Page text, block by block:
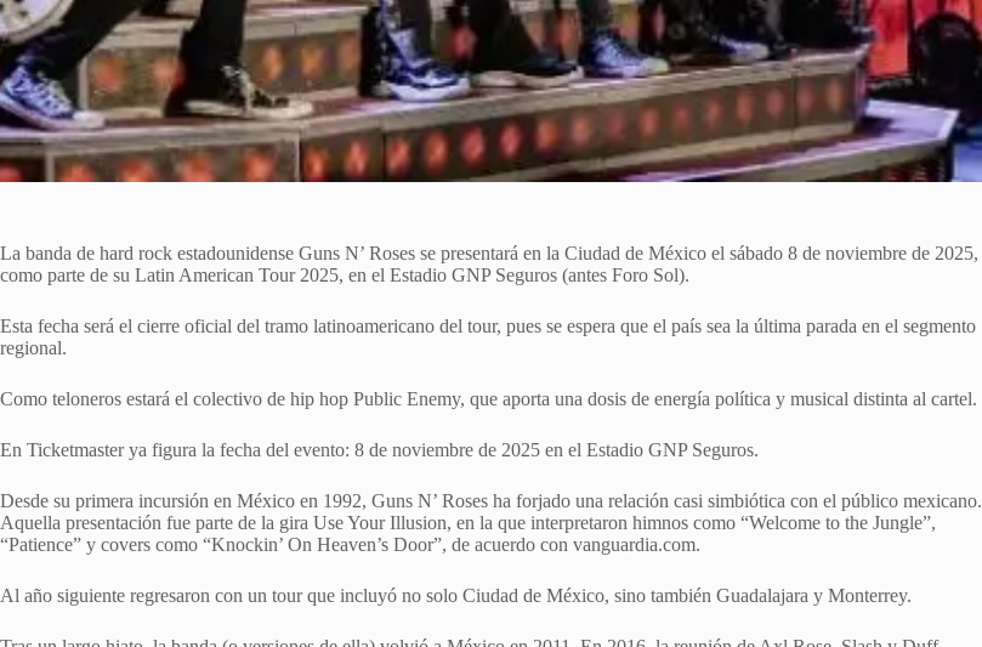
La banda de hard rock estadounidense Guns N’ Roses se presentará en la Ciudad de México el sábado 8 de noviembre de 2025,
como parte de su Latin American Tour 2025, en el Estadio GNP Seguros (antes Foro Sol).
Esta fecha será el cierre oficial del tramo latinoamericano del tour, pues se espera que el país sea la última parada en el segmento
regional.
Como teloneros estará el colectivo de hip hop Public Enemy, que aporta una dosis de energía política y musical distinta al cartel.
En Ticketmaster ya figura la fecha del evento: 8 de noviembre de 2025 en el Estadio GNP Seguros.
Desde su primera incursión en México en 1992, Guns N’ Roses ha forjado una relación casi simbiótica con el público mexicano.
Aquella presentación fue parte de la gira Use Your Illusion, en la que interpretaron himnos como “Welcome to the Jungle”,
“Patience” y covers como “Knockin’ On Heaven’s Door”, de acuerdo con vanguardia.com.
Al año siguiente regresaron con un tour que incluyó no solo Ciudad de México, sino también Guadalajara y Monterrey.